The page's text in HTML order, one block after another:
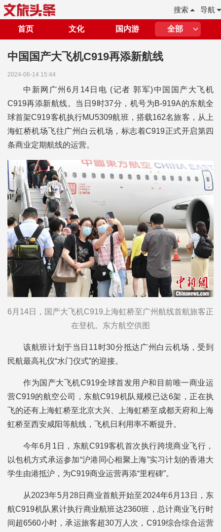
导航
搜索
首页 文化 国内游 全部
中国国产大飞机C919再添新航线
2024-06-14 15:44
中新网广州6月14日电 (记者 郭军)中国国产大飞机
C919再添新航线。当日9时37分，机号为B-919A的东航全
球首架C919客机执行MU5309航班，搭载162名旅客，从上
海虹桥机场飞往广州白云机场，标志着C919正式开启第四
条商业定期航线的运营。
6月14日，国产大飞机C919上海虹桥至广州航线首航旅客正
在登机。东方航空供图
该航班计划于当日11时30分抵达广州白云机场，受到
民航最高礼仪“水门仪式”的迎接。
作为国产大飞机C919全球首发用户和目前唯一商业运
营C919的航空公司，东航C919机队规模已达6架，正在执
飞的还有上海虹桥至北京大兴、上海虹桥至成都天府和上海
虹桥至西安咸阳等航线，飞机日利用率不断提升。
今年6月1日，东航C919客机首次执行跨境商业飞行，
以包机方式承运参加“沪港同心相聚上海”实习计划的香港大
学生由港抵沪，为C919商业运营再添“里程碑”。
从2023年5月28日商业首航开始至2024年6月13日，东
航C919机队累计执行商业航班达2360班，总计商业飞行时
间超6560小时，承运旅客超30万人次，C919综合综合运营